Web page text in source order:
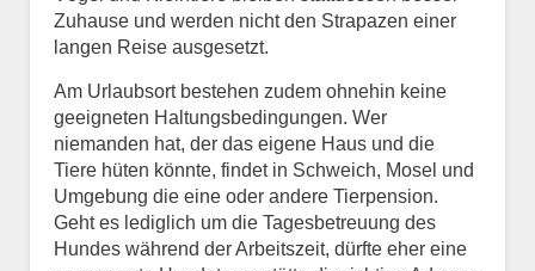
Zuhause und werden nicht den Strapazen einer
langen Reise ausgesetzt.
Am Urlaubsort bestehen zudem ohnehin keine
geeigneten Haltungsbedingungen. Wer
niemanden hat, der das eigene Haus und die
Tiere hüten könnte, findet in Schweich, Mosel und
Umgebung die eine oder andere Tierpension.
Geht es lediglich um die Tagesbetreuung des
Hundes während der Arbeitszeit, dürfte eher eine